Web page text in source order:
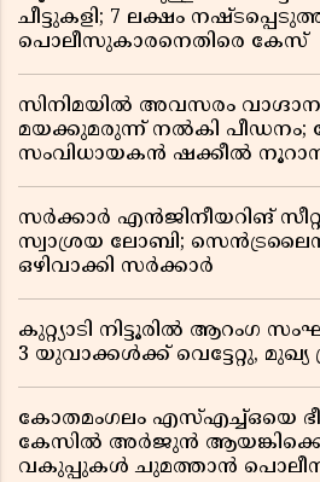
ചീട്ടുകളി; 7 ലക്ഷം
പൊലീസുകാരനെതിരെ കേസ്
സിനിമയിൽ അവസരം
മയക്കുമരുന്ന് നൽകി
സംവിധായകൻ ഷക്കീൽ
സർക്കാർ എൻജിനീയറിങ്
സ്വാശ്രയ ലോബി;
ഒഴിവാക്കി സർക്കാർ
കുറ്റ്യാടി നിട്ടൂരിൽ ആറംഗ
3 യുവാക്കൾക്ക് വെട്ടേറ്റു, മുഖ്യ
കോതമംഗലം എസ്എച്ച്ഒയെ
കേസിൽ അർജുൻ
വകുപ്പുകൾ ചുമത്താൻ